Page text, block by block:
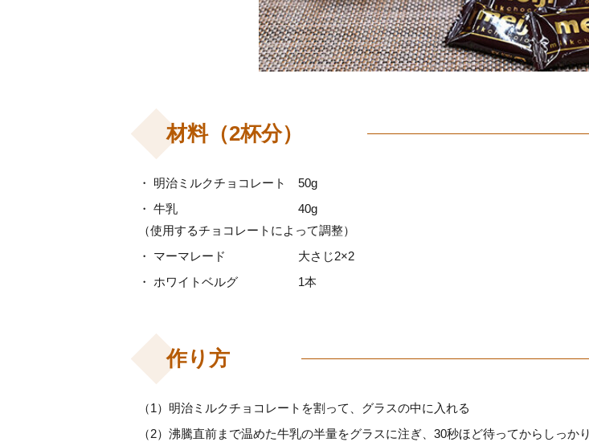
材料（2杯分）
・ 明治ミルクチョコレート 50g
・ 牛乳 40g
（使用するチョコレートによって調整）
・ マーマレード 大さじ2×2
・ ホワイトベルグ 1本
作り方
（1）明治ミルクチョコレートを割って、グラスの中に入れる
（2）沸騰直前まで温めた牛乳の半量をグラスに注ぎ、30秒ほど待ってからしっ